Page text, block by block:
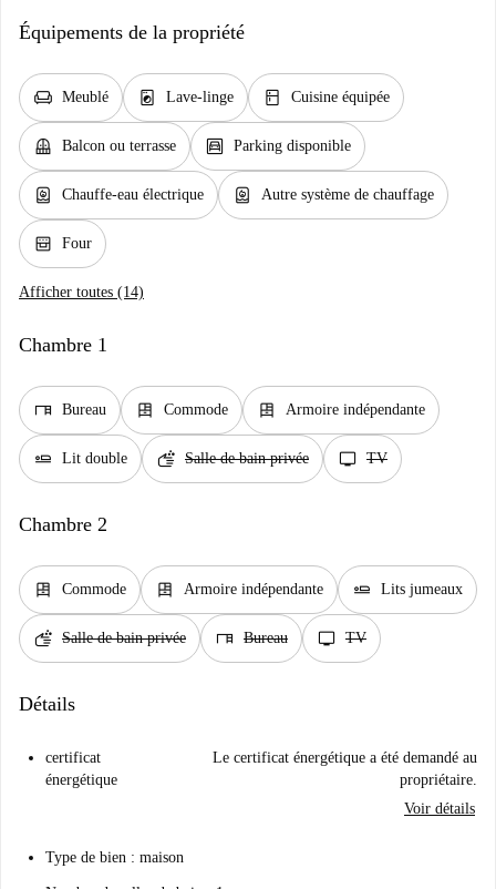
Équipements de la propriété
chair Meublé local_laundry_service Lave-linge kitchen Cuisine équipée
balcony Balcon ou terrasse garage Parking disponible
water_heater Chauffe-eau électrique water_heater Autre système de chauffage
oven_gen Four
Afficher toutes (14)
Chambre 1
desk Bureau dresser Commode dresser Armoire indépendante
airline_seat_flat Lit double soap Salle de bain privée tv TV
Chambre 2
dresser Commode dresser Armoire indépendante airline_seat_flat Lits jumeaux
soap Salle de bain privée desk Bureau tv TV
Détails
certificat
énergétique
Le certificat énergétique a été demandé au
propriétaire.
Voir détails
Type de bien : maison